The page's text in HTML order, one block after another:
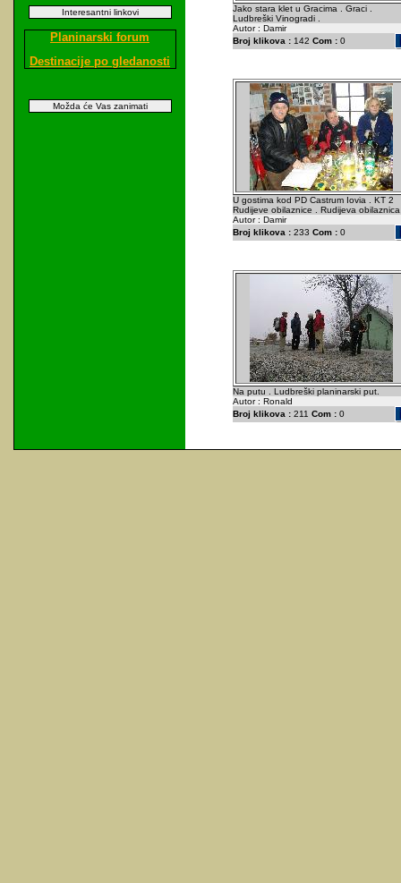
Interesantni linkovi
Planinarski forum
Destinacije po gledanosti
Možda će Vas zanimati
Jako stara klet u Gracima . Graci .
Ludbreški Vinogradi .
Autor : Damir
Broj klikova :142 Com :0
U gostima kod PD Castrum Iovia . KT 2
Rudijeve obilaznice . Rudijeva
Autor : Damir
Broj klikova :233 Com :0
Na putu . Ludbreški planinarski put.
Autor : Ronald
Broj klikova :211 Com :0